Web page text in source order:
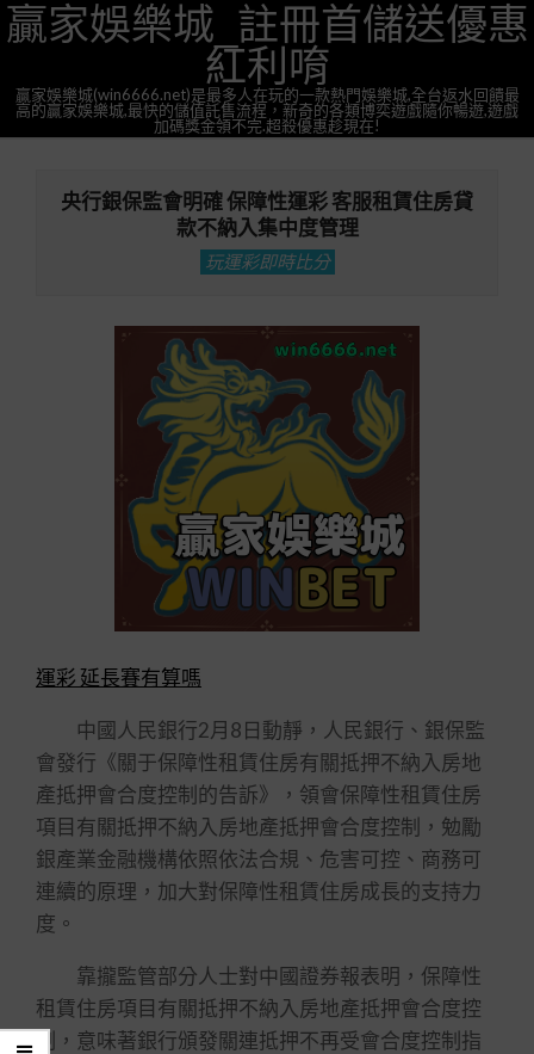
Skip
to贏家娛樂城_註冊首儲送優惠
紅利唷
贏家娛樂城(win6666.net)是最多人在玩的一款熱門娛樂城,全台返水回饋最
高的贏家娛樂城,最快的儲值託售流程，新奇的各類博奕遊戲隨你暢遊,遊戲
加碼獎金領不完.超殺優惠趁現在!
央行銀保監會明確 保障性運彩 客服租賃住房貸
款不納入集中度管理
玩運彩即時比分
運彩 延長賽有算嗎
中國人民銀行2月8日動靜，人民銀行、銀保監
會發行《關于保障性租賃住房有關抵押不納入房地
產抵押會合度控制的告訴》，領會保障性租賃住房
項目有關抵押不納入房地產抵押會合度控制，勉勵
銀產業金融機構依照依法合規、危害可控、商務可
連續的原理，加大對保障性租賃住房成長的支持力
度。
靠攏監管部分人士對中國證券報表明，保障性
租賃住房項目有關抵押不納入房地產抵押會合度控
制，意味著銀行頒發關連抵押不再受會合度控制指